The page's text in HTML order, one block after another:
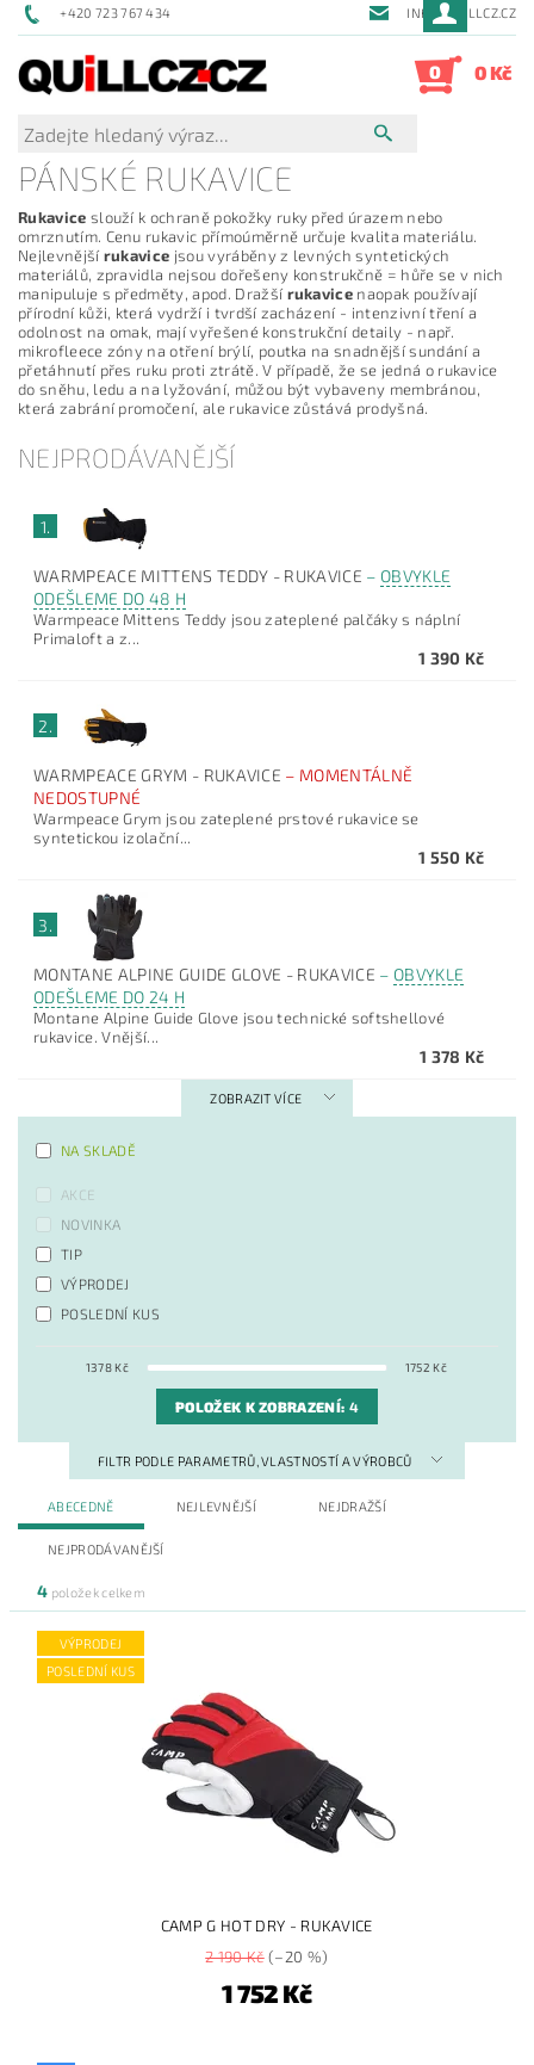
+420 723 767 434 INFO@QUILLCZ.CZ
0 0 Kč
PÁNSKÉ RUKAVICE
Rukavice slouží k ochraně pokožky ruky před úrazem nebo
omrznutím. Cenu rukavic přímoúměrně určuje kvalita materiálu.
Nejlevnější rukavice jsou vyráběny z levných syntetických
materiálů, zpravidla nejsou dořešeny konstrukčně = hůře se v nich
manipuluje s předměty, apod. Dražší rukavice naopak používají
přírodní kůži, která vydrží i tvrdší zacházení - intenzivní tření a
odolnost na omak, mají vyřešené konstrukční detaily - např.
mikrofleece zóny na otření brýlí, poutka na snadnější sundání a
přetáhnutí přes ruku proti ztrátě. V případě, že se jedná o rukavice
do sněhu, ledu a na lyžování, můžou být vybaveny membránou,
která zabrání promočení, ale rukavice zůstává prodyšná.
NEJPRODÁVANĚJŠÍ
1.
WARMPEACE MITTENS TEDDY - RUKAVICE – OBVYKLE
ODEŠLEME DO 48 H
Warmpeace Mittens Teddy jsou zateplené palčáky s náplní
Primaloft a z...
1 390 Kč
2.
WARMPEACE GRYM - RUKAVICE – MOMENTÁLNĚ
NEDOSTUPNÉ
Warmpeace Grym jsou zateplené prstové rukavice se
syntetickou izolační...
1 550 Kč
3.
MONTANE ALPINE GUIDE GLOVE - RUKAVICE – OBVYKLE
ODEŠLEME DO 24 H
Montane Alpine Guide Glove jsou technické softshellové
rukavice. Vnější...
1 378 Kč
ZOBRAZIT VÍCE
NA SKLADĚ
AKCE
NOVINKA
TIP
VÝPRODEJ
POSLEDNÍ KUS
1378 Kč 1752 Kč
POLOŽEK K ZOBRAZENÍ: 4
FILTR PODLE PARAMETRŮ, VLASTNOSTÍ A VÝROBCŮ
ABECEDNĚ NEJLEVNĚJŠÍ NEJDRAŽŠÍ
NEJPRODÁVANĚJŠÍ
4 položek celkem
VÝPRODEJ
POSLEDNÍ KUS
CAMP G HOT DRY - RUKAVICE
2 190 Kč(–20 %)
1 752 Kč